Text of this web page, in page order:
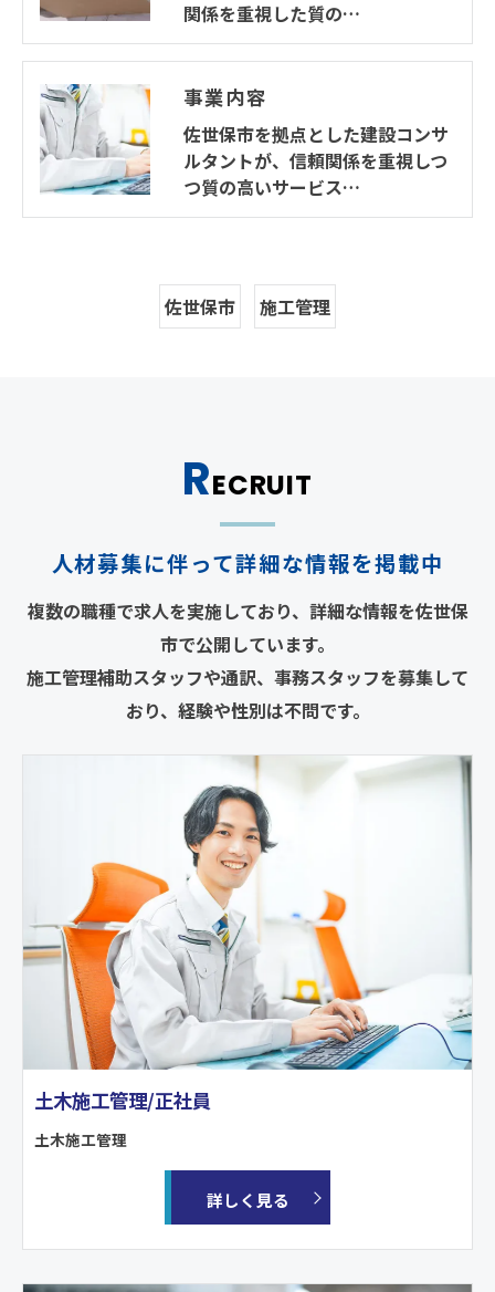
関係を重視した質の…
事業内容
佐世保市を拠点とした建設コンサ
ルタントが、信頼関係を重視しつ
つ質の高いサービス…
佐世保市 施工管理
人材募集に伴って詳細な情報を掲載中
RECRUIT
複数の職種で求人を実施しており、詳細な情報を佐世保
市で公開しています。
施工管理補助スタッフや通訳、事務スタッフを募集して
おり、経験や性別は不問です。
土木施工管理/正社員
土木施工管理
詳しく見る